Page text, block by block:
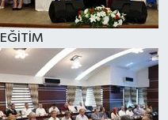
EĞİTİMVİZYONDAKİLER
YAŞAM